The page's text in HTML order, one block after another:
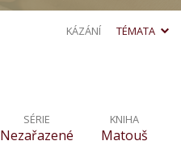
KÁZÁNÍ TÉMATA
SÉRIE
Nezařazené
KNIHA
Matouš